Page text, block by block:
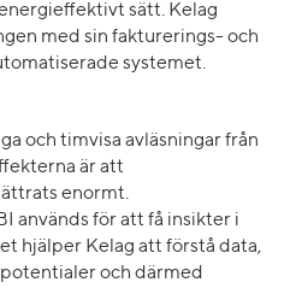
sätt. Kelag
med sin fakturerings- och
systemet.
och timvisa avläsningar från
är att
enormt.
används för att få insikter i
hjälper Kelag att förstå data,
och därmed